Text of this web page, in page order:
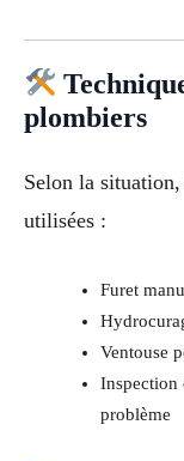
plombiers
Selon la
utilisées :
Furet
Ventouse
Inspection
problème